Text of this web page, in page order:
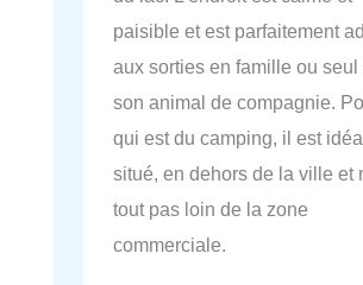
paisible et est parfaitement
aux sorties en famille ou seul
son animal de compagnie.
qui est du camping, il est
situé, en dehors de la ville et
tout pas loin de la zone
commerciale.